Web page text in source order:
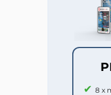
8 x